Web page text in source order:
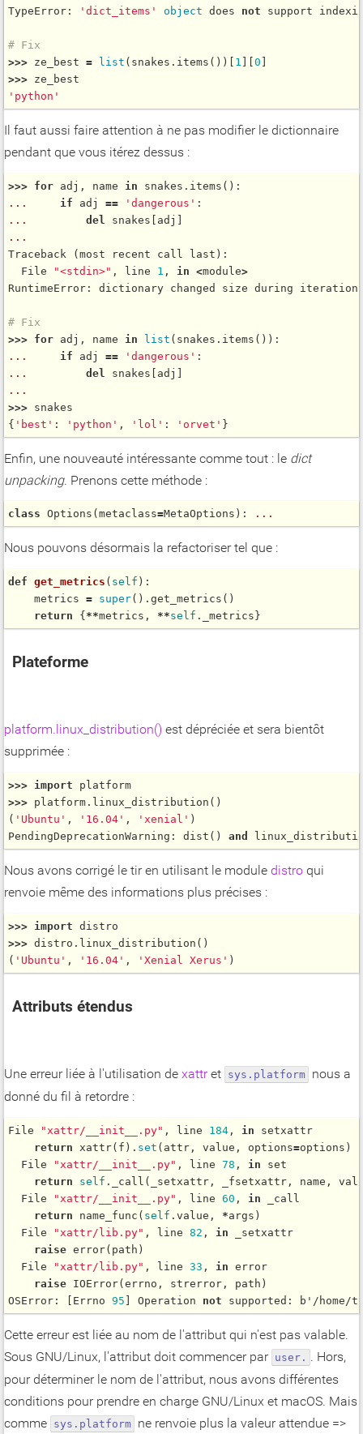
TypeError:
'dict_items' object does not support
# Fix
>>> ze_best = list (snakes. items ())[ 1 0
>>>
'python'
Il faut aussi faire attention à ne pas modifier le dictionnaire
pendant que vous itérez dessus :
>>> for adj, name in snakes. items
...
if adj == 'dangerous'
...
del
...
Traceback (most recent call last):
  File
"<stdin>" , line 1 , in <module>
RuntimeError: dictionary changed size during iteration
# Fix
>>> for adj, name in list (snakes. items
...
if adj == 'dangerous'
...
del
...
>>> snakes
{ 'best' : 'python' , 'lol' : 'orvet'
Enfin, une nouveauté intéressante comme tout : le dict
unpacking. Prenons cette méthode :
class Options (metaclass=MetaOptions): ...
Nous pouvons désormais la refactoriser tel que :
def get_metrics ( self ):
    metrics
= super(). get_metrics ()
return { **metrics, **self
Plateforme
platform.linux_distribution() est dépréciée et sera bientôt
supprimée :
>>> import
>>> platform. linux_distribution ()
( 'Ubuntu' , '16.04' , 'xenial' )
PendingDeprecationWarning: dist () and
Nous avons corrigé le tir en utilisant le module distro qui
renvoie même des informations plus précises :
>>> import
>>> distro. linux_distribution ()
( 'Ubuntu' , '16.04' , 'Xenial Xerus'
Attributs étendus
Une erreur liée à l'utilisation de xattret sys.platform nous a
donné du fil à retordre :
File "xattr/__init__.py" , line 184 , in setxattr
return xattr(f). set (attr, value, options=options)
  File
"xattr/__init__.py" , line 78 , in set
return
self . _call (_setxattr, _fsetxattr, name,
  File
"xattr/__init__.py" , line 60 , in _call
return
name_func ( self .value, *args)
  File
"xattr/lib.py" , line 82 , in _setxattr
raise error(path)
  File
"xattr/lib.py" , line 33 , in error
raise IOError(errno, strerror, path)
OSError: [Errno 95 ] Operation not supported: b'/home/
Cette erreur est liée au nom de l'attribut qui n'est pas valable.
Sous GNU/Linux, l'attribut doit commencer par user. . Hors,
pour déterminer le nom de l'attribut, nous avons différentes
conditions pour prendre en charge GNU/Linux et macOS. Mais
comme sys.platform ne renvoie plus la valeur attendue =>